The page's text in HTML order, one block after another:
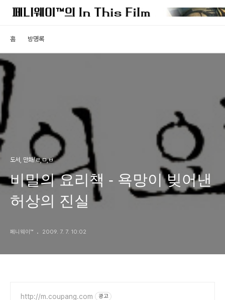
홈 방명록
도서, 만화/ㄹ,ㅁ,ㅂ
비밀의 요리책 - 욕망이 빚어낸
허상의 진실
페니웨이™ 2009. 7. 7. 10:02
http://m.coupang.com 광고